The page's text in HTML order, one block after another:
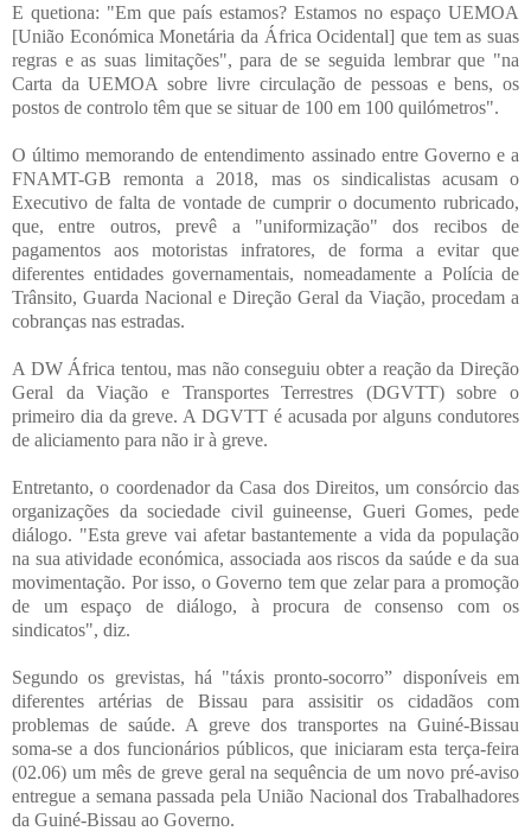
E quetiona: "Em que país estamos? Estamos no espaço UEMOA
[União Económica Monetária da África Ocidental] que tem as suas
regras e as suas limitações", para de se seguida lembrar que "na
Carta da UEMOA sobre livre circulação de pessoas e bens, os
postos de controlo têm que se situar de 100 em 100 quilómetros".
O último memorando de entendimento assinado entre Governo e a
FNAMT-GB remonta a 2018, mas os sindicalistas acusam o
Executivo de falta de vontade de cumprir o documento rubricado,
que, entre outros, prevê a "uniformização" dos recibos de
pagamentos aos motoristas infratores, de forma a evitar que
diferentes entidades governamentais, nomeadamente a Polícia de
Trânsito, Guarda Nacional e Direção Geral da Viação, procedam a
cobranças nas estradas.
A DW África tentou, mas não conseguiu obter a reação da Direção
Geral da Viação e Transportes Terrestres (DGVTT) sobre o
primeiro dia da greve. A DGVTT é acusada por alguns condutores
de aliciamento para não ir à greve.
Entretanto, o coordenador da Casa dos Direitos, um consórcio das
organizações da sociedade civil guineense, Gueri Gomes, pede
diálogo. "Esta greve vai afetar bastantemente a vida da população
na sua atividade económica, associada aos riscos da saúde e da sua
movimentação. Por isso, o Governo tem que zelar para a promoção
de um espaço de diálogo, à procura de consenso com os
sindicatos", diz.
Segundo os grevistas, há "táxis pronto-socorro” disponíveis em
diferentes artérias de Bissau para assisitir os cidadãos com
problemas de saúde. A greve dos transportes na Guiné-Bissau
soma-se a dos funcionários públicos, que iniciaram esta terça-feira
(02.06) um mês de greve geral na sequência de um novo pré-aviso
entregue a semana passada pela União Nacional dos Trabalhadores
da Guiné-Bissau ao Governo.